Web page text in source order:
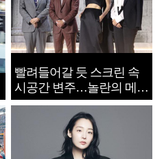
빨려들어갈 듯 스크린 속
시공간 변주…놀란의 메시
지는 ‘전쟁 속죄’